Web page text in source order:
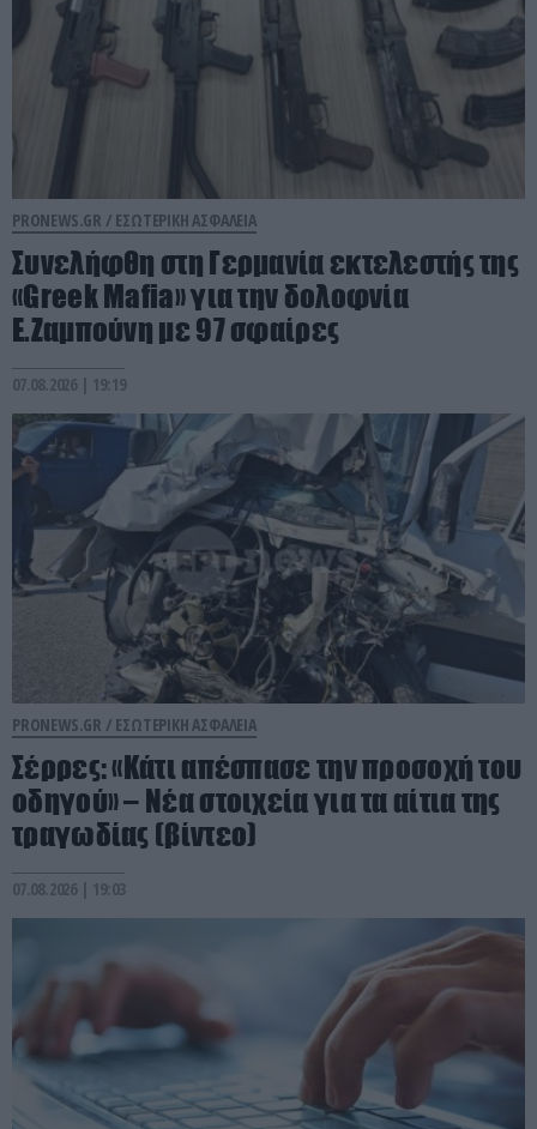
PRONEWS.GR / ΕΣΩΤΕΡΙΚΗ ΑΣΦΑΛΕΙΑ
Συνελήφθη στη Γερμανία εκτελεστής της
«Greek Mafia» για την δολοφνία
Ε.Ζαμπούνη με 97 σφαίρες
07.08.2026 | 19:19
PRONEWS.GR / ΕΣΩΤΕΡΙΚΗ ΑΣΦΑΛΕΙΑ
Σέρρες: «Κάτι απέσπασε την προσοχή του
οδηγού» – Νέα στοιχεία για τα αίτια της
τραγωδίας (βίντεο)
07.08.2026 | 19:03